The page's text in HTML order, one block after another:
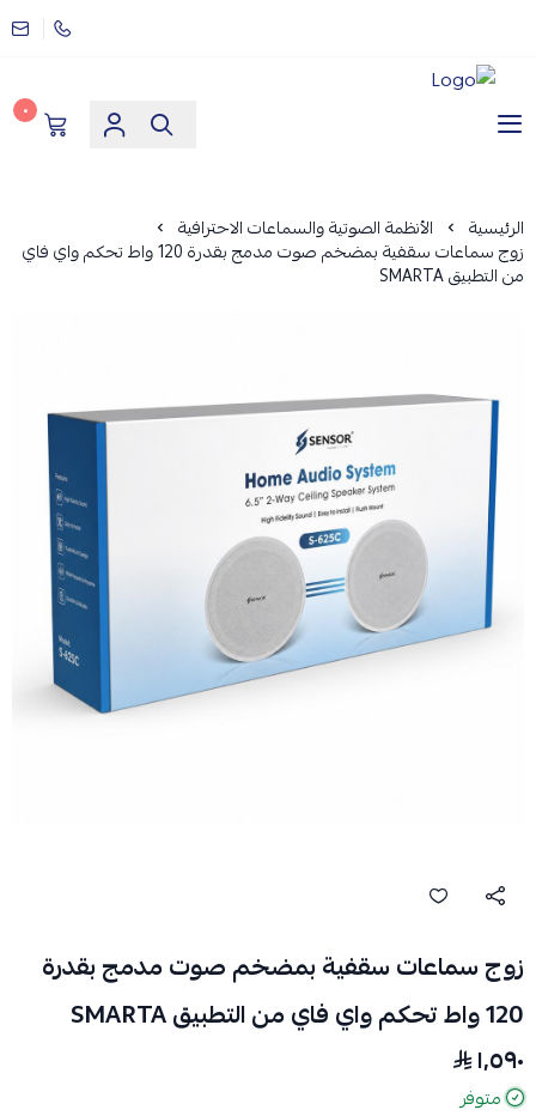
٠
الرئيسية الأنظمة الصوتية والسماعات الاحترافية
زوج سماعات سقفية بمضخم صوت مدمج بقدرة 120 واط تحكم واي فاي
من التطبيق SMARTA
زوج سماعات سقفية بمضخم صوت مدمج بقدرة
120 واط تحكم واي فاي من التطبيق SMARTA
١٬٥٩٠
متوفر